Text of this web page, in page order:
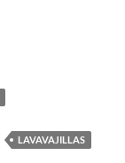
LAVAVAJILLAS